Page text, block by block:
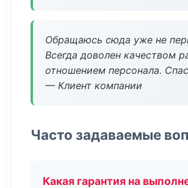
Обращаюсь сюда уже не
Всегда доволен качеством
отношением персонала.
— Клиент компании
Часто задаваемые
Какая гарантия на